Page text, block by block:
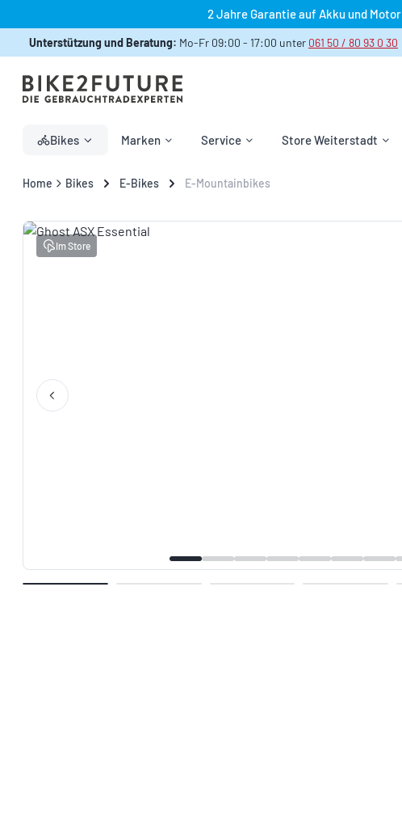
2 Jahre Garantie auf Akku und Motor
Unterstützung und Beratung: Mo-Fr 09:00 - 17:00 unter 061 50 / 80 93 0 30
Bikes Marken Service Store Weiterstadt
Home Bikes E-Bikes E-Mountainbikes
Bildergalerie überspringen
Im Store